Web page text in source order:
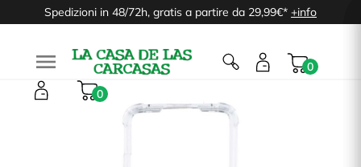
Spedizioni in 48/72h, gratis a partire da 29,99€* +info

0
0